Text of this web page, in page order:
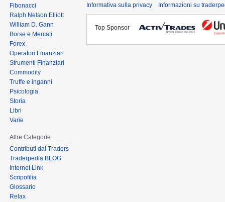
Fibonacci
Ralph Nelson Elliott
William D. Gann
Borse e Mercati
Forex
Operatori Finanziari
Strumenti Finanziari
Commodity
Truffe e inganni
Psicologia
Storia
Libri
Varie
Altre Categorie
Contributi dai Traders
Traderpedia BLOG
Internet Link
Scripofilia
Glossario
Relax
Informativa sulla privacy Informazioni su
Top Sponsor